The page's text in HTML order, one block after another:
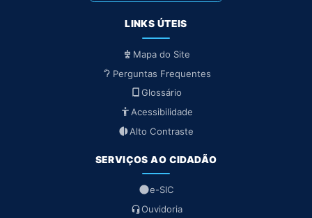
LINKS ÚTEIS
Mapa do Site
Perguntas Frequentes
Glossário
Acessibilidade
Alto Contraste
SERVIÇOS AO CIDADÃO
e-SIC
Ouvidoria